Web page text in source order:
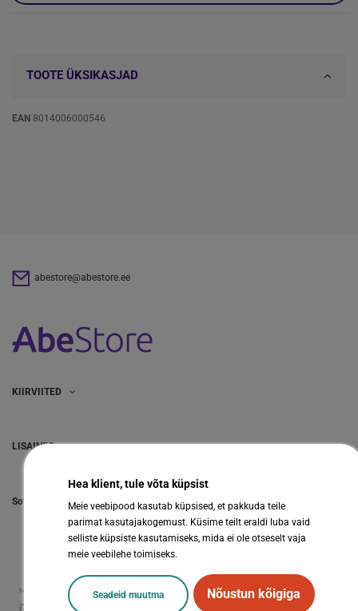
TOOTE ÜKSIKASJAD
EAN 8014006000546
abestore@abestore.ee
KIIRVIITED
LISAINFO
Hea klient, tule võta küpsist
Meie veebipood kasutab küpsised, et pakkuda teile
parimat kasutajakogemust. Küsime teilt eraldi luba vaid
selliste küpsiste kasutamiseks, mida ei ole otseselt vaja
meie veebilehe toimiseks.
Seadeid muutma Nõustun kõigiga
Sotsiaalmeedia